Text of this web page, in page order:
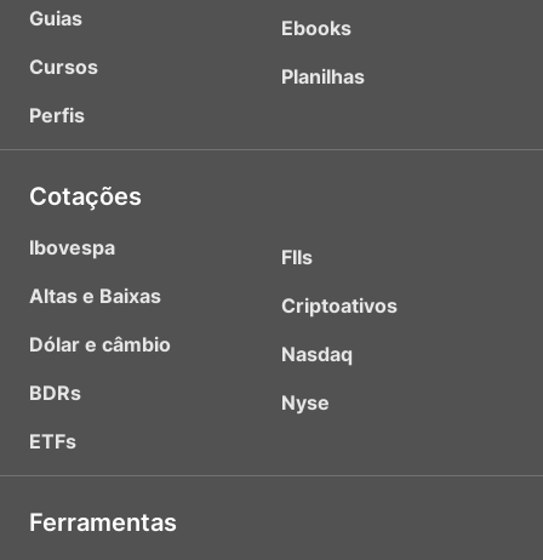
Guias
Cursos
Perfis
Ebooks
Planilhas
Cotações
Ibovespa
Altas e Baixas
Dólar e câmbio
BDRs
ETFs
FIIs
Criptoativos
Nasdaq
Nyse
Ferramentas